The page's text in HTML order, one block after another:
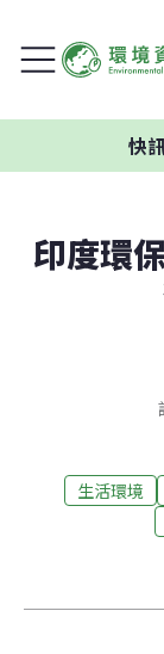
風機
印度環
生活環境